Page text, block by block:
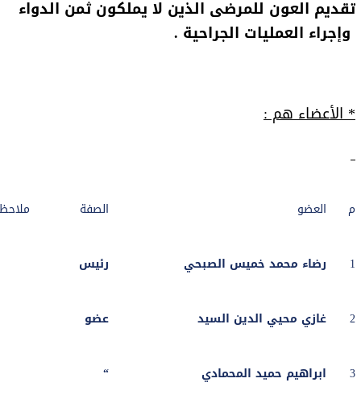
تقديم العون للمرضى الذين لا يملكون ثمن الدواء
وإجراء العمليات الجراحية .
* الأعضاء هم :
م العضو الصفة
1 رضاء محمد خميس الصبحي رئيس
2 غازي محيي الدين السيد عضو
3 ابراهيم حميد المحمادي “